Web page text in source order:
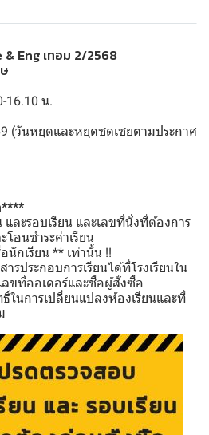
Eng เทอม 2/2568
16.10 น.
(วันหยุดและหยุดชดเชยตามประกาศ
ละรอบเรียน และเลขที่นั่งที่ต้องการ
อนชำระค่าเรียน
นักเรียน ** เท่านั้น !!
ารประกอบการเรียนได้ที่โรงเรียนใน
ลขที่ออเดอร์และชื่อผู้สั่งซื้อ
ในการเปลี่ยนแปลงห้องเรียนและที่